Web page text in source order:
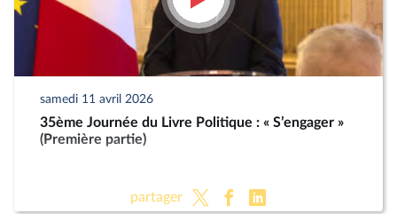
samedi 11 avril 2026
35ème Journée du Livre Politique : « S’engager »
(Première partie)
partager